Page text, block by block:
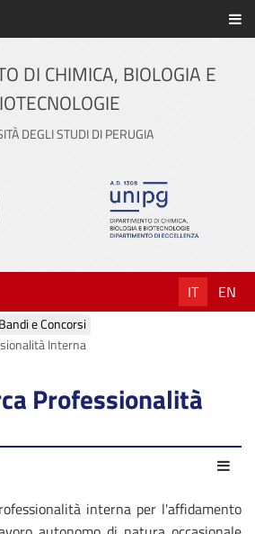
servizi web di Ateneo
DI CHIMICA, BIOLOGIA E
DEGLI STUDI DI PERUGIA
IT EN
Bandi e Concorsi
Interna
Professionalità
interna per l'affidamento